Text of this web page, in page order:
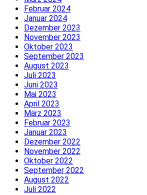
Februar 2024
Januar 2024
Dezember 2023
November 2023
Oktober 2023
September 2023
August 2023
Juli 2023
Juni 2023
Mai 2023
April 2023
März 2023
Februar 2023
Januar 2023
Dezember 2022
November 2022
Oktober 2022
September 2022
August 2022
Juli 2022